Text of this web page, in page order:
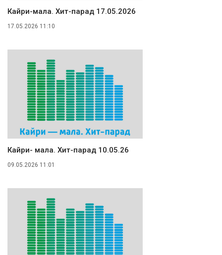
Кайри-мала. Хит-парад 17.05.2026
17.05.2026 11:10
Кайри- мала. Хит-парад 10.05.26
09.05.2026 11:01